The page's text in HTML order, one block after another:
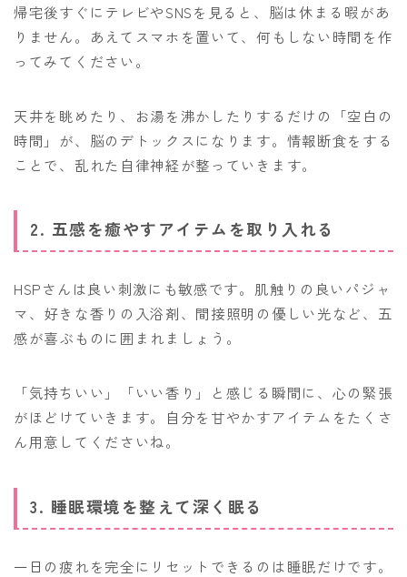
帰宅後すぐにテレビやSNSを見ると、脳は休まる暇があ
りません。あえてスマホを置いて、何もしない時間を作
ってみてください。
天井を眺めたり、お湯を沸かしたりするだけの「空白の
時間」が、脳のデトックスになります。情報断食をする
ことで、乱れた自律神経が整っていきます。
2. 五感を癒やすアイテムを取り入れる
HSPさんは良い刺激にも敏感です。肌触りの良いパジャ
マ、好きな香りの入浴剤、間接照明の優しい光など、五
感が喜ぶものに囲まれましょう。
「気持ちいい」「いい香り」と感じる瞬間に、心の緊張
がほどけていきます。自分を甘やかすアイテムをたくさ
ん用意してくださいね。
3. 睡眠環境を整えて深く眠る
一日の疲れを完全にリセットできるのは睡眠だけです。